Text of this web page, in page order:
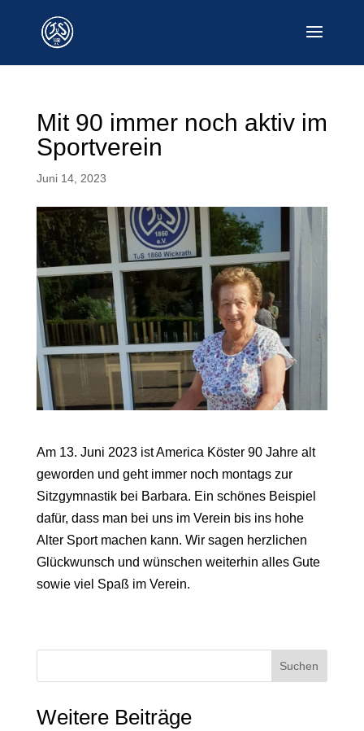
Mit 90 immer noch aktiv im
Sportverein
Juni 14, 2023
Am 13. Juni 2023 ist America Köster 90 Jahre alt
geworden und geht immer noch montags zur
Sitzgymnastik bei Barbara. Ein schönes Beispiel
dafür, dass man bei uns im Verein bis ins hohe
Alter Sport machen kann. Wir sagen herzlichen
Glückwunsch und wünschen weiterhin alles Gute
sowie viel Spaß im Verein.
Suchen
Weitere Beiträge